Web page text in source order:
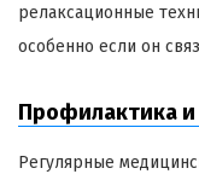
релаксационные
особенно если он
Профилактика и
Регулярные